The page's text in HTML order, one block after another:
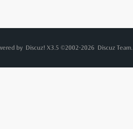
by Discuz! X3.5 ©2002-2026 Discuz Team.